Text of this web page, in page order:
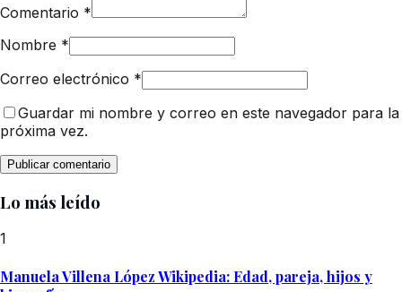
Comentario *
Nombre *
Correo electrónico *
Guardar mi nombre y correo en este navegador para la
próxima vez.
Lo más leído
1
Manuela Villena López Wikipedia: Edad, pareja, hijos y